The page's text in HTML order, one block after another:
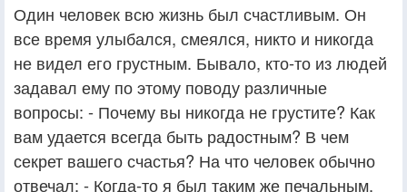
Один человек всю жизнь был счастливым. Он
все время улыбался, смеялся, никто и никогда
не видел его грустным. Бывало, кто-то из людей
задавал ему по этому поводу различные
вопросы: - Почему вы никогда не грустите? Как
вам удается всегда быть радостным? В чем
секрет вашего счастья? На что человек обычно
отвечал: - Когда-то я был таким же печальным,